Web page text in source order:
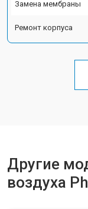
Замена мембраны
Ремонт корпуса
Другие
воздуха